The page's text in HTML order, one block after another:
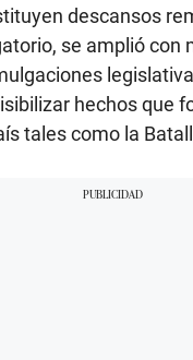
descansos
se amplió con
hechos que
tales como la